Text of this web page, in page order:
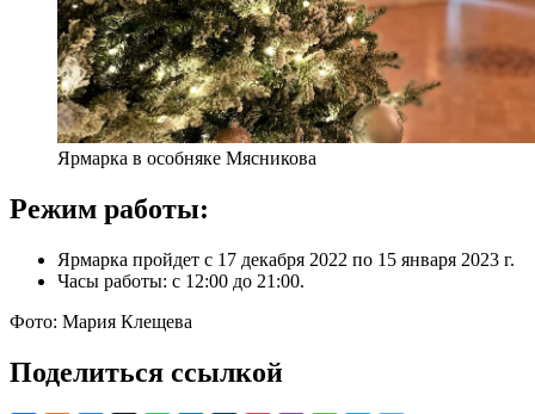
Ярмарка в особняке Мясникова
Режим работы:
Ярмарка пройдет с 17 декабря 2022 по 15 января 2023 г.
Часы работы: с 12:00 до 21:00.
Фото: Мария Клещева
Поделиться ссылкой